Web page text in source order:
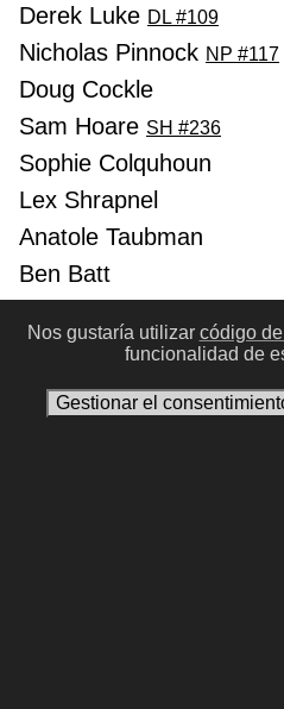
Derek Luke DL #109
Nicholas Pinnock NP #117
Doug Cockle
Sam Hoare SH #236
Sophie Colquhoun
Lex Shrapnel
Anatole Taubman
Ben Batt
Stanley TucciST #1
Stan LeeSL #1
Amanda Righetti
Nos gustaría utilizar código
funcionalidad de
Gestionar el